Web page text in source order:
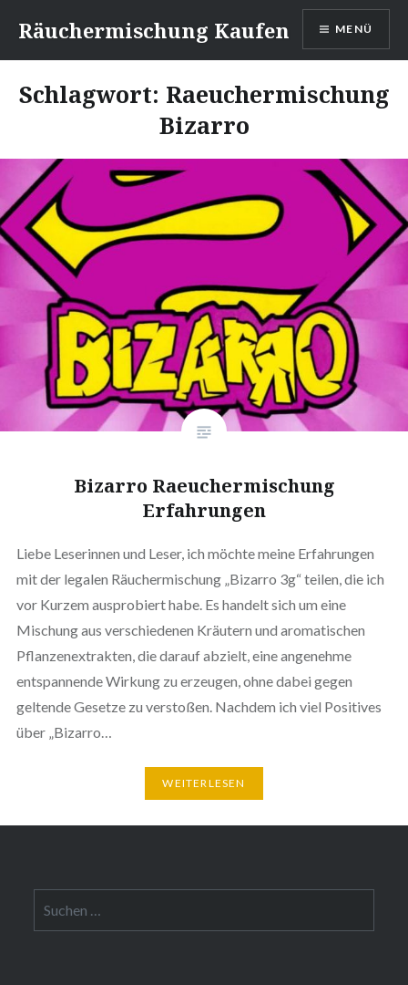
zum
Inhalt
Räuchermischung Kaufen MENÜ
Schlagwort: Raeuchermischung
Bizarro
Bizarro Raeuchermischung
Erfahrungen
Liebe Leserinnen und Leser, ich möchte meine Erfahrungen
mit der legalen Räuchermischung „Bizarro 3g“ teilen, die ich
vor Kurzem ausprobiert habe. Es handelt sich um eine
Mischung aus verschiedenen Kräutern und aromatischen
Pflanzenextrakten, die darauf abzielt, eine angenehme
entspannende Wirkung zu erzeugen, ohne dabei gegen
geltende Gesetze zu verstoßen. Nachdem ich viel Positives
über „Bizarro…
WEITERLESEN
nach: